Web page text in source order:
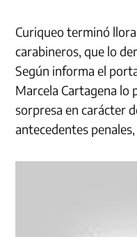
Curiqueo terminó
carabineros, que lo
Según informa el
Marcela Cartagena lo
sorpresa en carácter
antecedentes